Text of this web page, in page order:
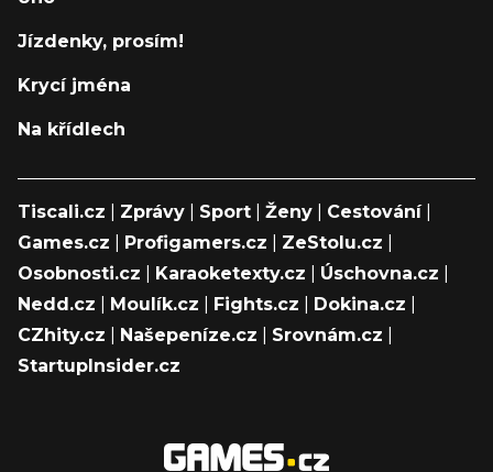
Jízdenky, prosím!
Krycí jména
Na křídlech
Tiscali.cz Zprávy Sport Ženy Cestování|
Games.cz
Profigamers.cz ZeStolu.cz
Osobnosti.cz
Karaoketexty.cz Úschovna.cz
Nedd.cz
Moulík.cz Fights.cz Dokina.cz
CZhity.cz
Našepeníze.cz Srovnám.cz
StartupInsider.cz